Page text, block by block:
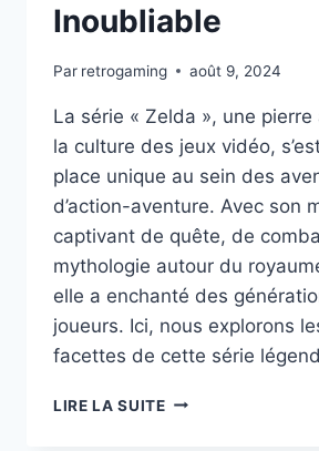
Inoubliable
Par retrogaming août 9, 2024
La série « Zelda », une
la culture des jeux vidéo,
place unique au sein des
d’action-aventure. Avec son
captivant de quête, de
mythologie autour du
elle a enchanté des
joueurs. Ici, nous explorons
facettes de cette série
LIRE LA SUITEPLONGÉE